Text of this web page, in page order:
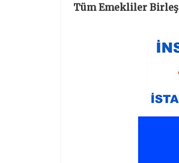
Tüm Emekliler